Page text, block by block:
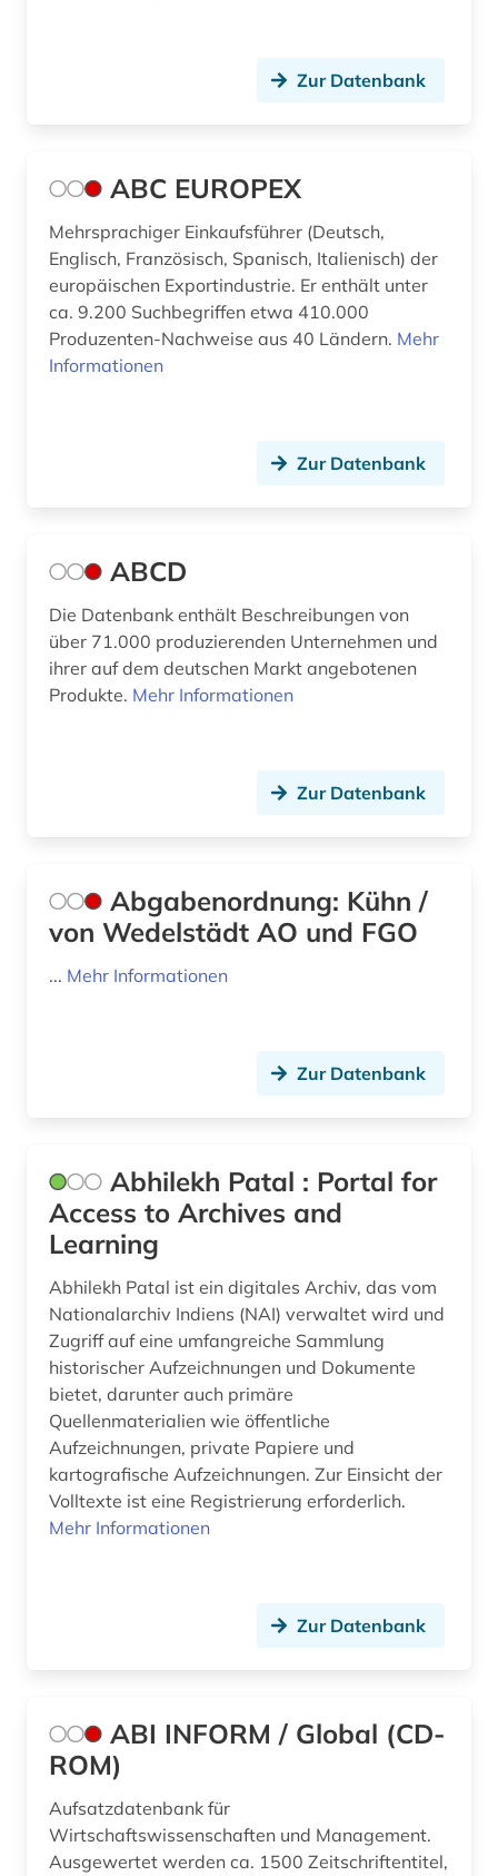
ausstellung (1)
australien (1)
automobilwirtschaft (1)
außenhandel (13)
außenhandelsstatistik (7)
außenwirtschaftspolitik (2)
außenwirtschaftsrecht (1)
bankarchiv (1)
banken (1)
bankrecht (1)
bankwesen (4)
baubetrieb (1)
baurecht (1)
bayerische motoren-werke (1)
bayern (6)
bedarfsforschung (1)
beherbergungsgewerbe tourismus
volkswirtschaft tourismus gaststättengewerbe
beitrittsstaaten (1)
benchmark (1)
benchmarketing (1)
Schweden (5)
Schweiz (20)
Serbien (2)
Skandinavien (1)
Slowakei (5)
Suedamerika (9)
Suedosteuropa (3)
Tschechische Republik (5)
Zypern (2)
Zur Datenbank
ABC EUROPEX
Mehrsprachiger Einkaufsführer (Deutsch,
Englisch, Französisch, Spanisch, Italienisch) der
europäischen Exportindustrie. Er enthält unter
ca. 9.200 Suchbegriffen etwa 410.000
Produzenten-Nachweise aus 40 Ländern. Mehr
Informationen
Zur Datenbank
ABCD
Die Datenbank enthält Beschreibungen von
über 71.000 produzierenden Unternehmen und
ihrer auf dem deutschen Markt angebotenen
Produkte. Mehr Informationen
Zur Datenbank
Abgabenordnung: Kühn /
von Wedelstädt AO und FGO
... Mehr Informationen
Zur Datenbank
Abhilekh Patal : Portal for
Access to Archives and
Learning
Abhilekh Patal ist ein digitales Archiv, das vom
Nationalarchiv Indiens (NAI) verwaltet wird und
Zugriff auf eine umfangreiche Sammlung
historischer Aufzeichnungen und Dokumente
bietet, darunter auch primäre
Quellenmaterialien wie öffentliche
Aufzeichnungen, private Papiere und
kartografische Aufzeichnungen. Zur Einsicht der
Volltexte ist eine Registrierung erforderlich.
Mehr Informationen
Zur Datenbank
ABI INFORM / Global (CD-
ROM)
Aufsatzdatenbank für
Wirtschaftswissenschaften und Management.
Ausgewertet werden ca. 1500 Zeitschriftentitel,